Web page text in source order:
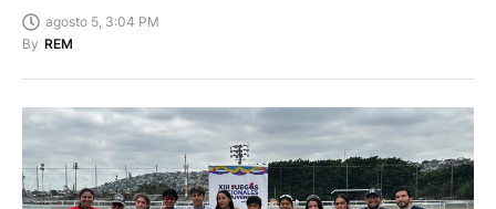
agosto 5, 3:04 PM
By REM